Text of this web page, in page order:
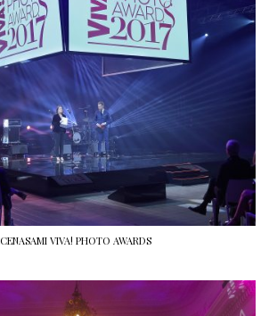
VIVA! PHOTO AWARDS